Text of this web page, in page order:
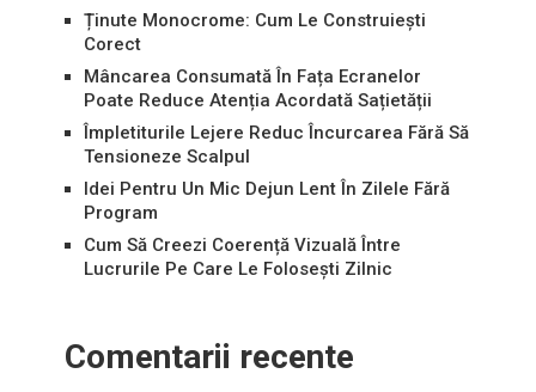
Ținute Monocrome: Cum Le Construiești
Corect
Mâncarea Consumată În Fața Ecranelor
Poate Reduce Atenția Acordată Sațietății
Împletiturile Lejere Reduc Încurcarea Fără Să
Tensioneze Scalpul
Idei Pentru Un Mic Dejun Lent În Zilele Fără
Program
Cum Să Creezi Coerență Vizuală Între
Lucrurile Pe Care Le Folosești Zilnic
Comentarii recente